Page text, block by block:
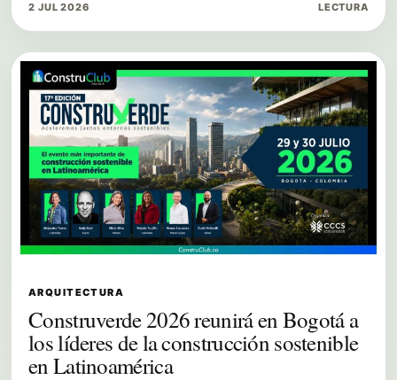
2 JUL 2026 LECTURA
ARQUITECTURA
Construverde 2026 reunirá en Bogotá a
los líderes de la construcción sostenible
en Latinoamérica